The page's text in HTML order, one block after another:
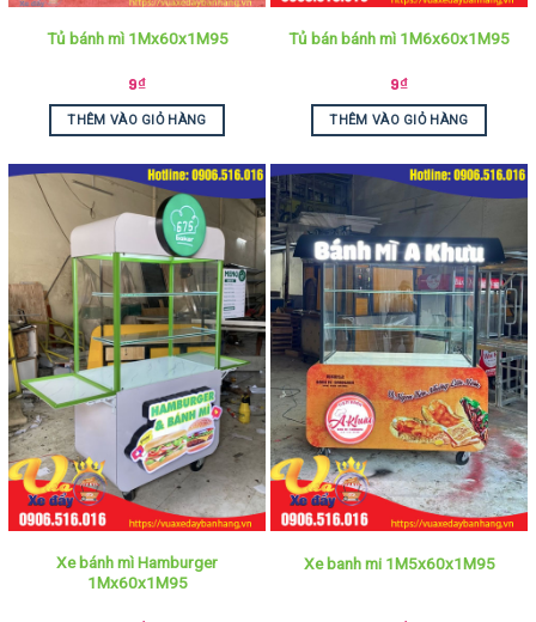
Tủ bánh mì 1Mx60x1M95
9₫
THÊM VÀO GIỎ HÀNG
Tủ bán bánh mì 1M6x60x1M95
9₫
THÊM VÀO GIỎ HÀNG
Xe bánh mì Hamburger
1Mx60x1M95
Xe banh mi 1M5x60x1M95